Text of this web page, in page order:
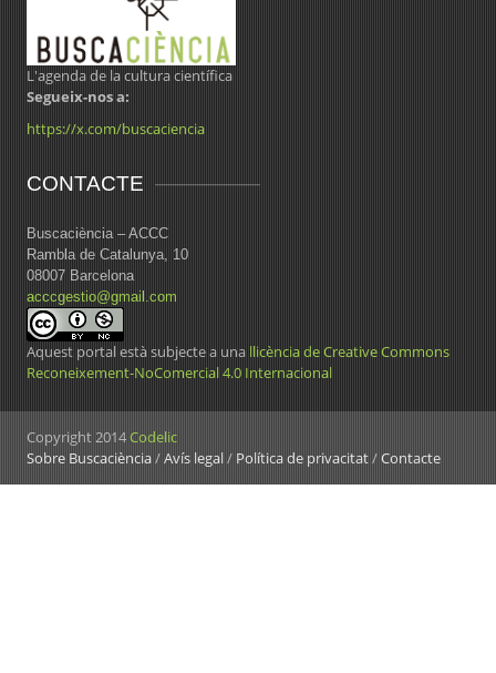
L'agenda de la cultura científica
Segueix-nos a:
https://x.com/buscaciencia
CONTACTE
Buscaciència – ACCC
Rambla de Catalunya, 10
08007 Barcelona
acccgestio@gmail.com
Aquest portal està subjecte a una llicència de Creative Commons
Reconeixement-NoComercial 4.0 Internacional
Copyright 2014Codelic
Sobre Buscaciència/Avís legal/ Política de privacitat/Contacte